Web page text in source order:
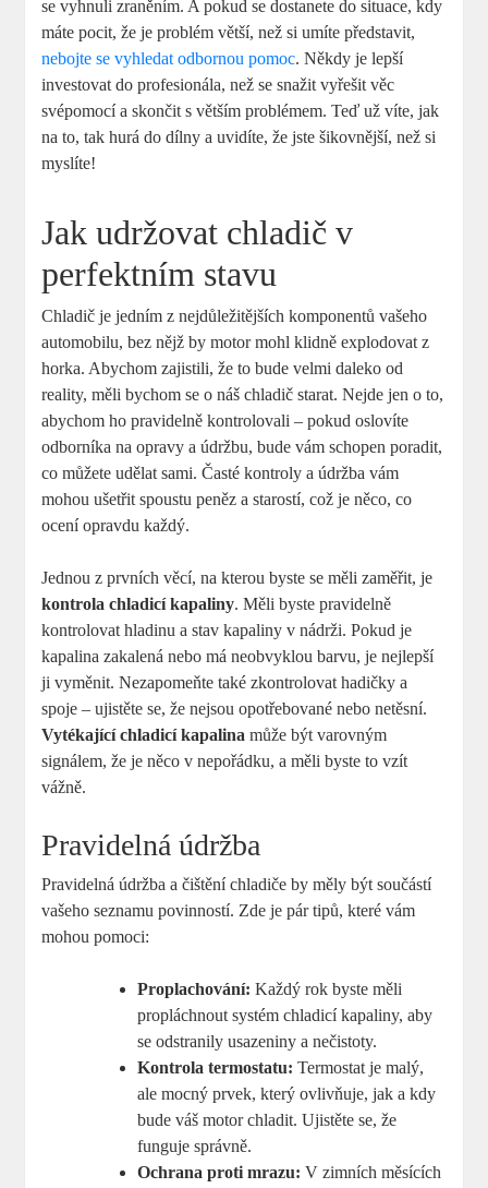
se vyhnuli zraněním. A pokud se dostanete do situace, kdy
máte pocit, že je problém větší, než si umíte představit,
nebojte se vyhledat odbornou pomoc. Někdy je lepší
investovat do profesionála, než se snažit vyřešit věc
svépomocí a skončit s větším problémem. Teď už víte, jak
na to, tak hurá do dílny a uvidíte, že jste šikovnější, než si
myslíte!
Jak udržovat chladič v
perfektním stavu
Chladič je jedním z nejdůležitějších komponentů vašeho
automobilu, bez nějž by motor mohl klidně explodovat z
horka. Abychom zajistili, že to bude velmi daleko od
reality, měli bychom se o náš chladič starat. Nejde jen o to,
abychom ho pravidelně kontrolovali – pokud oslovíte
odborníka na opravy a údržbu, bude vám schopen poradit,
co můžete udělat sami. Časté kontroly a údržba vám
mohou ušetřit spoustu peněz a starostí, což je něco, co
ocení opravdu každý.
Jednou z prvních věcí, na kterou byste se měli zaměřit, je
kontrola chladicí kapaliny. Měli byste pravidelně
kontrolovat hladinu a stav kapaliny v nádrži. Pokud je
kapalina zakalená nebo má neobvyklou barvu, je nejlepší
ji vyměnit. Nezapomeňte také zkontrolovat hadičky a
spoje – ujistěte se, že nejsou opotřebované nebo netěsní.
Vytékající chladicí kapalina může být varovným
signálem, že je něco v nepořádku, a měli byste to vzít
vážně.
Pravidelná údržba
Pravidelná údržba a čištění chladiče by měly být součástí
vašeho seznamu povinností. Zde je pár tipů, které vám
mohou pomoci:
Proplachování: Každý rok byste měli
propláchnout systém chladicí kapaliny, aby
se odstranily usazeniny a nečistoty.
Kontrola termostatu: Termostat je malý,
ale mocný prvek, který ovlivňuje, jak a kdy
bude váš motor chladit. Ujistěte se, že
funguje správně.
Ochrana proti mrazu: V zimních měsících